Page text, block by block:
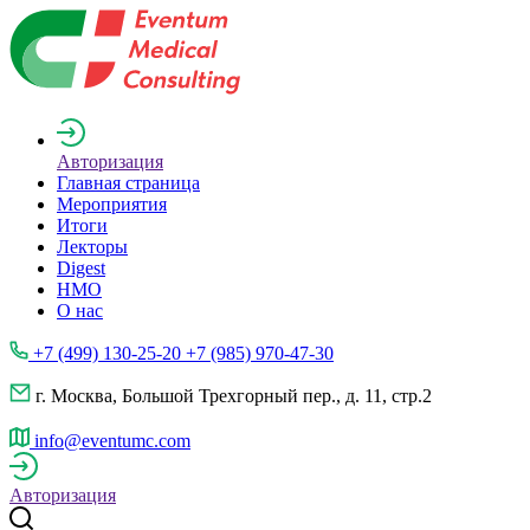
Авторизация
Главная страница
Мероприятия
Итоги
Лекторы
Digest
НМО
О нас
+7 (499) 130-25-20 +7 (985) 970-47-30
г. Москва, Большой Трехгорный пер., д. 11, стр.2
info@eventumc.com
Авторизация